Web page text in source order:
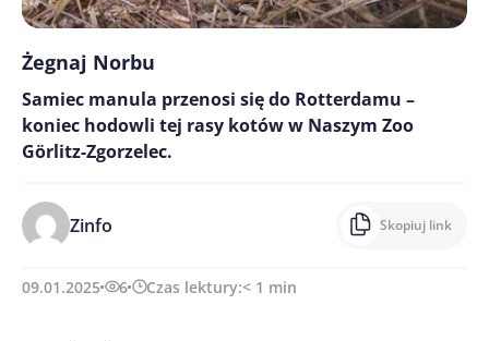
Żegnaj Norbu
Samiec manula przenosi się do Rotterdamu –
koniec hodowli tej rasy kotów w Naszym Zoo
Görlitz-Zgorzelec.
Zinfo Skopiuj link
09.01.2025 6 Czas lektury:< 1 min